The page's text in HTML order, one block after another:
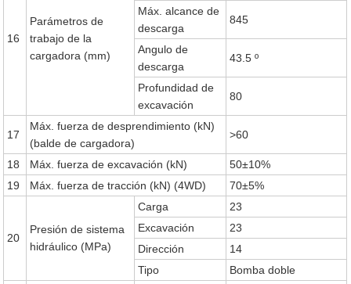
16
Parámetros de
trabajo de la
cargadora (mm)
Máx. alcance de
descarga
845
Angulo de
descarga
43.5 º
Profundidad de
excavación
80
17
Máx. fuerza de desprendimiento (kN)
(balde de cargadora)
>60
18 Máx. fuerza de excavación (kN)
50±10%
19
Máx. fuerza de tracción (kN) (4WD) 70±5%
20
Presión de sistema
hidráulico (MPa)
Carga
23
Excavación
23
Dirección
14
Tipo
Bomba doble